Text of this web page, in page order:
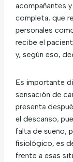
acompañantes
completa, que
personales
recibe el
y, según eso,
Es importante
sensación de
presenta
el descanso,
falta de sueño,
fisiológico, es
frente a esas